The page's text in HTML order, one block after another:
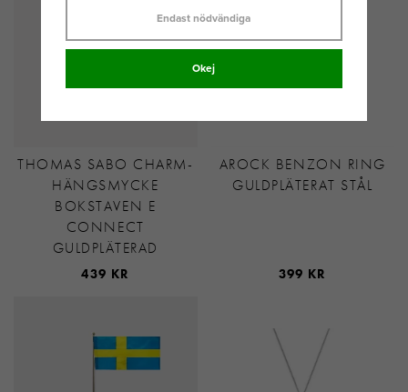
THOMAS SABO CHARM-
HÄNGSMYCKE
BOKSTAVEN E
CONNECT
GULDPLÄTERAD
439 KR
AROCK BENZON RING
GULDPLÄTERAT STÅL
399 KR
Endast nödvändiga
Okej